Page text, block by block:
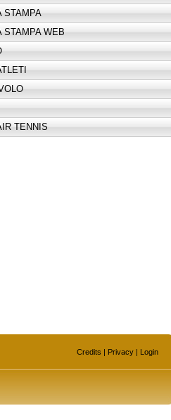
STAMPA
STAMPA WEB
TENNIS
Credits | Privacy | Login